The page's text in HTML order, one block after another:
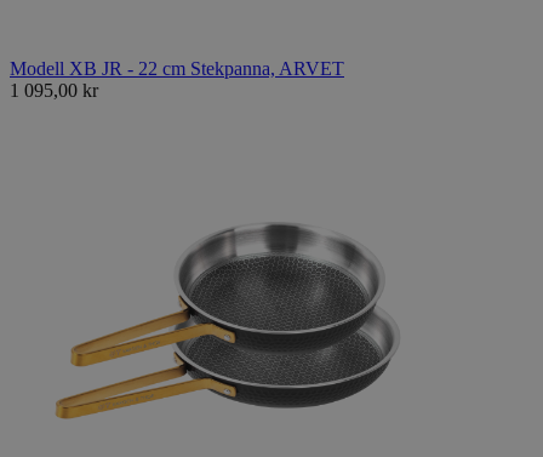
Modell XB JR - 22 cm Stekpanna, ARVET
1 095,00 kr